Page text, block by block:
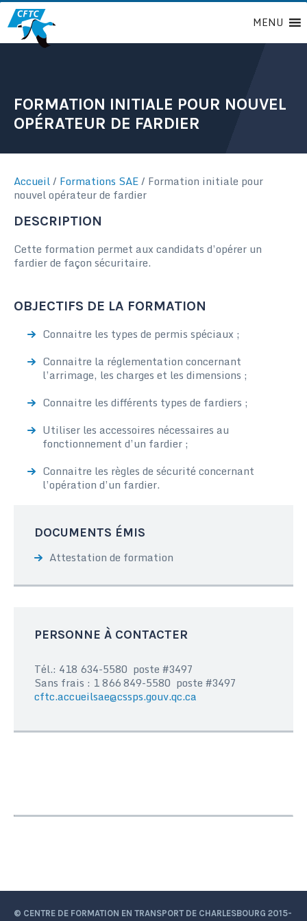
Passer
au
contenu
MENU
FORMATION INITIALE POUR NOUVEL
OPÉRATEUR DE FARDIER
Accueil/ Formations SAE/ Formation initiale pour
nouvel opérateur de fardier
DESCRIPTION
Cette formation permet aux candidats d’opérer un
fardier de façon sécuritaire.
OBJECTIFS DE LA FORMATION
Connaitre les types de permis spéciaux ;
Connaitre la réglementation concernant
l’arrimage, les charges et les dimensions ;
Connaitre les différents types de fardiers ;
Utiliser les accessoires nécessaires au
fonctionnement d’un fardier ;
Connaitre les règles de sécurité concernant
l’opération d’un fardier.
DOCUMENTS ÉMIS
Attestation de formation
PERSONNE À CONTACTER
Tél.: 418 634-5580 poste #3497
Sans frais : 1 866 849-5580 poste #3497
cftc.accueilsae@cssps.gouv.qc.ca
© CENTRE DE FORMATION EN TRANSPORT DE CHARLESBOURG 2015-